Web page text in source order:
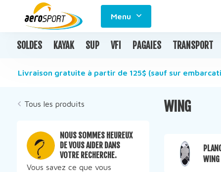
Menu
SOLDES KAYAK SUP VFI PAGAIES TRANSPORT
Livraison gratuite à partir de 125$ (sauf sur
Tous les produits
NOUS SOMMES HEUREUX
DE VOUS AIDER DANS
VOTRE RECHERCHE.
Vous savez ce que vous
WING
WING